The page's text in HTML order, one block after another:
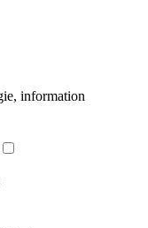
information